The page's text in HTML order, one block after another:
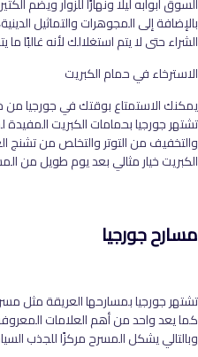
بالإضافة إلى المجوهرات والتماثيل
الشراء حتى لا يتم استغلالك لأنه غالبًا ما
الاسترخاء في حمام الكبريت
يمكنك الاستمتاع بوقتك في جورجيا من
تشتهر جورجيا بحمامات الكبريت
والتخفيف من التوتر والتخلص من تشنج
الكبريت خيار مثالي بعد يوم طويل من
مسارح جورجيا
كما يعد واحد من أهم العلامات
وبالتالي يشكل المسرح مركزًا للجذب